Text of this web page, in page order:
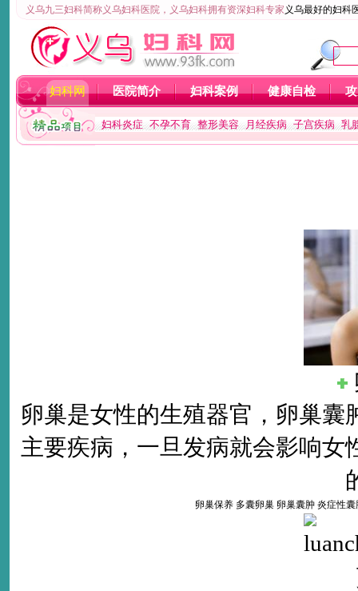
义乌九三妇科简称义乌妇科医院，义乌妇科拥有资深妇科专家 义乌最好的妇科
妇科网 医院简介 妇科案例 健康自检
妇科炎症 不孕不育 整形美容 月经疾病 子宫疾病 乳
卵巢是女性的生殖器官，卵巢
主要疾病，一旦发病就会影响
卵巢保养 多囊卵巢 卵巢囊肿 炎症性囊